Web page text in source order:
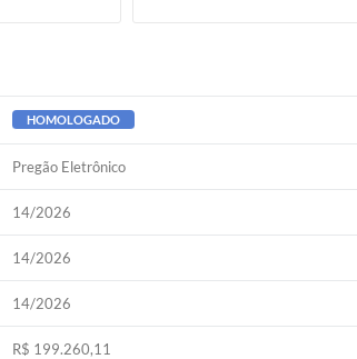
HOMOLOGADO
Pregão Eletrônico
14/2026
14/2026
14/2026
R$ 199.260,11